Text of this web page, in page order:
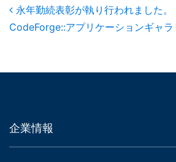
Post navigation
永年勤続表彰が執り行われました。
CodeForge::アプリケーションギャラ
企業情報